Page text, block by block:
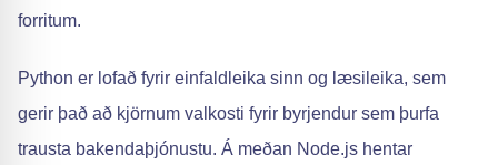
forritum.
Python er lofað fyrir einfaldleika sinn og læsileika, sem
gerir það að kjörnum valkosti fyrir byrjendur sem þurfa
trausta bakendaþjónustu. Á meðan Node.js hentar